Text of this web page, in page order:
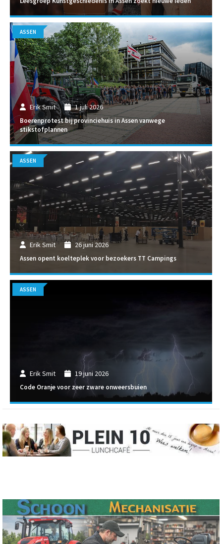
Erik Smit 1 juli 2026
Boerenprotest bij provinciehuis in Assen vanwege
stikstofplannen
ASSEN
Erik Smit 26 juni 2026
Assen opent koelteplek voor bezoekers TT Campings
ASSEN
Erik Smit 19 juni 2026
Code Oranje voor zeer zware onweersbuien
ASSEN